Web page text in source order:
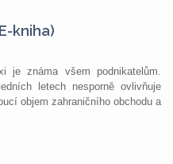
kniha)
je známa všem podnikatelům.
letech nesporně ovlivňuje
objem zahraničního obchodu a